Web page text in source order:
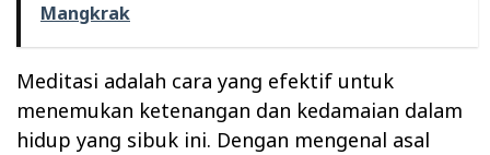
Mangkrak
Meditasi adalah cara yang efektif untuk
menemukan ketenangan dan kedamaian dalam
hidup yang sibuk ini. Dengan mengenal asal